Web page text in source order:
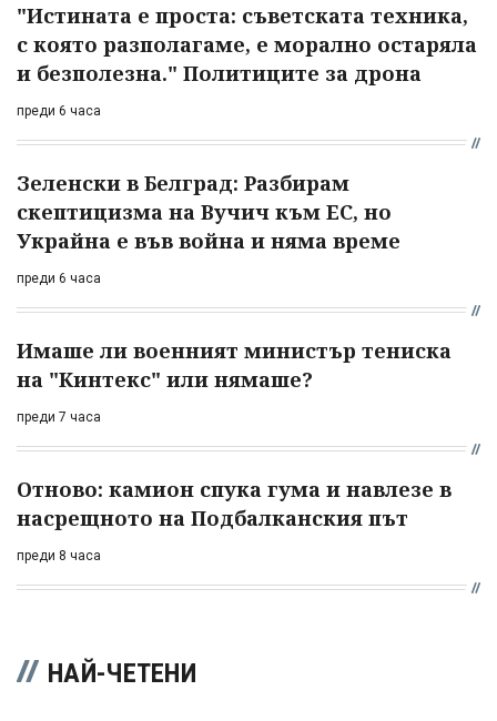
"Истината е проста: съветската техника,
с която разполагаме, е морално остаряла
и безполезна." Политиците за дрона
преди 6 часа
Зеленски в Белград: Разбирам
скептицизма на Вучич към ЕС, но
Украйна е във война и няма време
преди 6 часа
Имаше ли военният министър тениска
на "Кинтекс" или нямаше?
преди 7 часа
Отново: камион спука гума и навлезе в
насрещното на Подбалканския път
преди 8 часа
НАЙ-ЧЕТЕНИ